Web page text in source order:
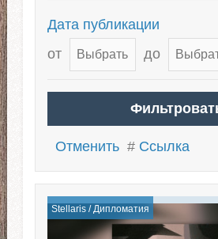
Дата публикации
от
до
Отменить # Ссылка
Stellaris/ Дипломатия